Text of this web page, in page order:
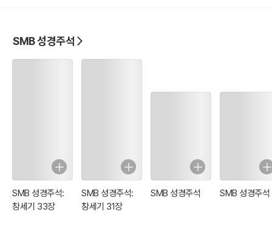
b` 시날 평지에서 흩어짐 (11:8)
a` 결론: 온 땅의 언어를 혼잡케 하심 (11:9)
각 민족에 대한 설명과 바벨탑 이야기는 모두 인류가 지면에 흩어지게
SMB 성경주석
SMB 성경주석:
창세기 33장
SMB 성경주석:
창세기 31장
SMB 성경주석 SMB 성경주석